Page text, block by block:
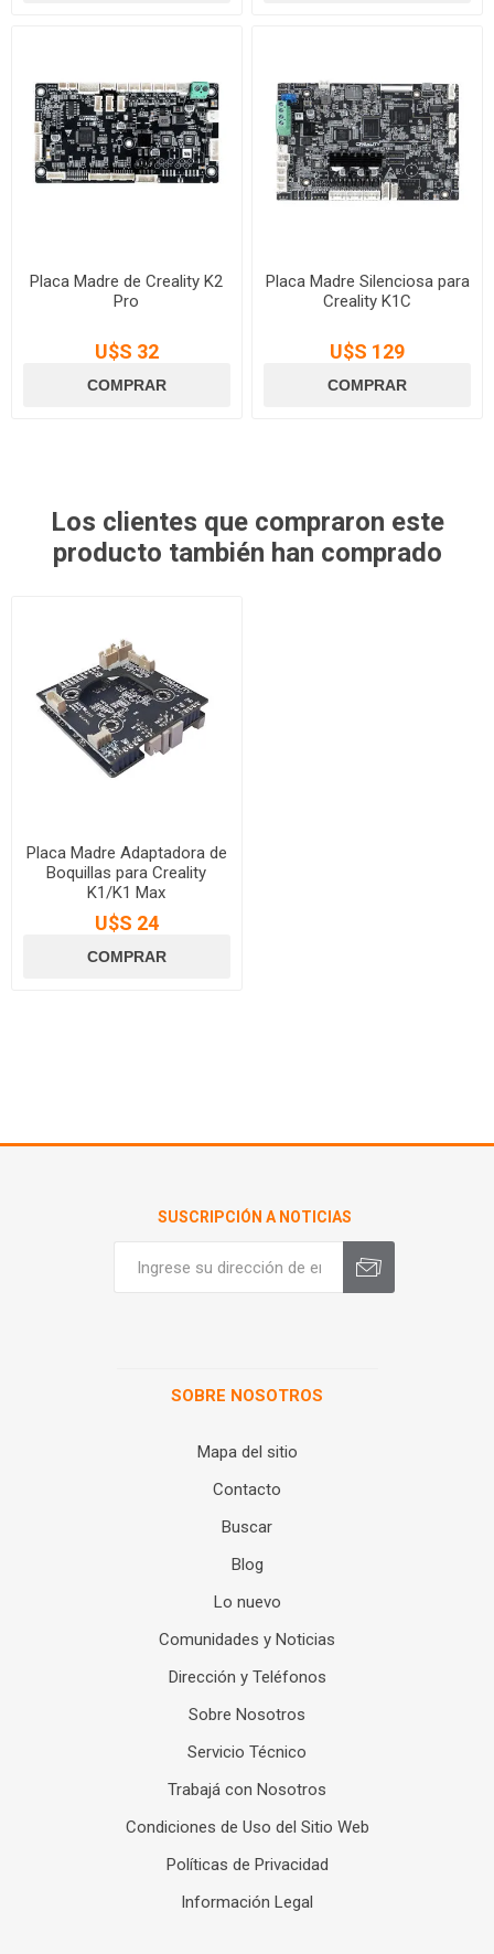
Placa Madre de Creality K2
Pro
U$S 32
Placa Madre Silenciosa para
Creality K1C
U$S 129
Los clientes que compraron este
producto también han comprado
Placa Madre Adaptadora de
Boquillas para Creality
K1/K1 Max
U$S 24
SUSCRIPCIÓN A NOTICIAS
SOBRE NOSOTROS
Mapa del sitio
Contacto
Buscar
Blog
Lo nuevo
Comunidades y Noticias
Dirección y Teléfonos
Sobre Nosotros
Servicio Técnico
Trabajá con Nosotros
Condiciones de Uso del Sitio Web
Políticas de Privacidad
Información Legal